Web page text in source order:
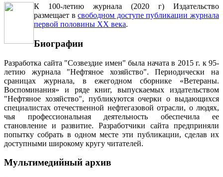
К 100-летию журнала (2020 г) Издательство
размещает всвободном доступе публикации журнала
первой половины ХХ века.
Биографии
Разработка сайта "Созвездие имен" была начата в 2015 г. к 95-
летию журнала "Нефтяное хозяйство". Периодически на
сраницах журнала, в ежегодном сборнике «Ветераны.
Воспоминания» и ряде книг, выпускаемых издательством
"Нефтяное хозяйство", публикуются очерки о выдающихся
специалистах отечественной нефтегазовой отрасли, о людях,
чья профессиональная деятельность обеспечила ее
становление и развитие. Разработчики сайта предприняли
попытку собрать в одном месте эти публикации, сделав их
доступными широкому кругу читателей.
Мультимедийный архив